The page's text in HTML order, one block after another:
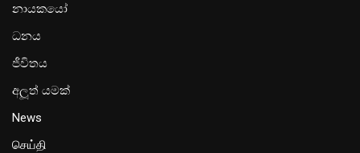
නායකයෝ
ධනය
ජීවිතය
අලූත් යමක්
News
செய்தி